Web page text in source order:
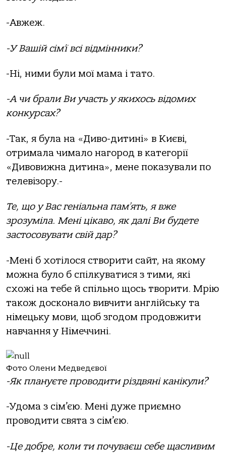
-Авжеж.
-У Вашій сім’ї всі відмінники?
-Ні, ними були мої мама і тато.
-А чи брали Ви участь у якихось відомих
конкурсах?
-Так, я була на «Диво-дитині» в Києві,
отримала чимало нагород в категорії
«Дивовижна дитина», мене показували по
телевізору.-
Те, що у Вас геніальна пам’ять, я вже
зрозуміла. Мені цікаво, як далі Ви будете
застосовувати свій дар?
-Мені б хотілося створити сайт, на якому
можна було б спілкуватися з тими, які
схожі на тебе й спільно щось творити. Мрію
також досконало вивчити англійську та
німецьку мови, щоб згодом продовжити
навчання у Німеччині.
Фото Олени Медведєвої
-Як плануєте проводити різдвяні канікули?
-Удома з сім’єю. Мені дуже приємно
проводити свята з сім’єю.
-Це добре, коли ти почуваєш себе щасливим